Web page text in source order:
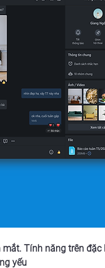
Tính năng trên đặc
yếu